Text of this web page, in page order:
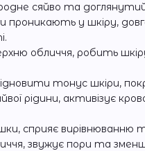
сяйво та
проникають у шкіру,
обличчя, робить
тонус шкіри,
рідини, активізує
сприяє вирівнюванню
звужує пори та